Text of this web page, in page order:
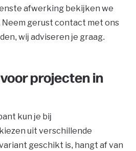
afwerking bekijken we
Neem gerust contact met ons
wij adviseren je graag.
projecten in
kun je bij
uit verschillende
geschikt is, hangt af van